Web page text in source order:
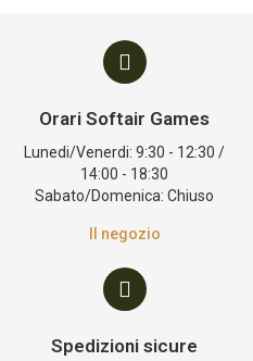
Orari Softair Games
Lunedi/Venerdi: 9:30 - 12:30 /
14:00 - 18:30
Sabato/Domenica: Chiuso
Il negozio
Spedizioni sicure